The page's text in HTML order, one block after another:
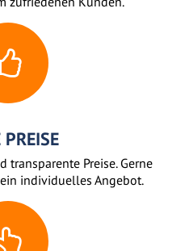
PREISE
transparente Preise. Gerne
individuelles Angebot.